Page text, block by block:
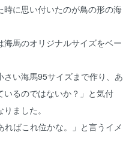
に思い付いたのが鳥の形の海
馬のオリジナルサイズをベー
い海馬95サイズまで作り、あ
いるのではないか？」と気付
ました。
ばこれ位かな。」と言うイメ